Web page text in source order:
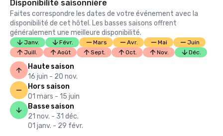
Disponibilité saisonnière
Faites correspondre les dates de votre événement avec la
disponibilité de cet hôtel. Les basses saisons offrent
généralement une meilleure disponibilité.
Janv. Févr. Mars Avr. Mai
Juin
Juill.
Août Sept. Oct. Nov. Déc.
Haute saison
16 juin - 20 nov.
Hors saison
01 mars - 15 juin
Basse saison
21 nov. - 31 déc.
01 janv. - 29 févr.